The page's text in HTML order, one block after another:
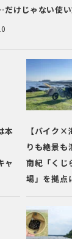
だけじゃない使
本
ャ
【バイク×
りも絶景も
南紀「くじ
場」を拠点